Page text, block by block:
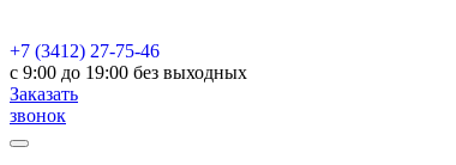
+7 (3412) 27-75-46
c 9:00 до 19:00 без выходных
Заказать
звонок